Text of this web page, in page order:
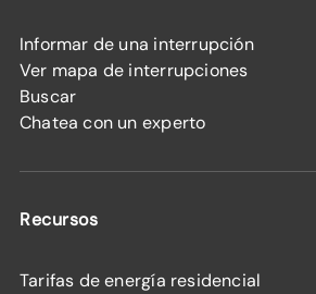
Informar de una interrupción
Ver mapa de interrupciones
Buscar
Chatea con un experto
Recursos
Tarifas de energía residencial